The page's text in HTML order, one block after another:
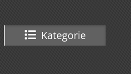
Kategorie